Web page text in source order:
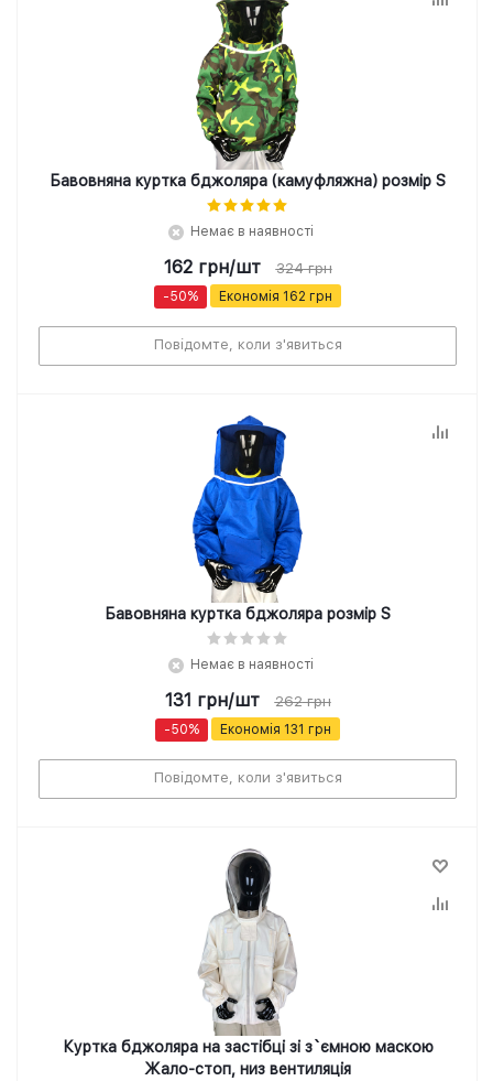
Бавовняна куртка бджоляра (камуфляжна) розмір S
Немає в наявності
162грн/шт 324грн
-50% Економія 162 грн
Повідомте, коли з'явиться
Бавовняна куртка бджоляра розмір S
Немає в наявності
131 грн/шт 262грн
-50% Економія 131 грн
Повідомте, коли з'явиться
Куртка бджоляра на застібці зі з`ємною маскою
Жало-стоп, низ вентиляція